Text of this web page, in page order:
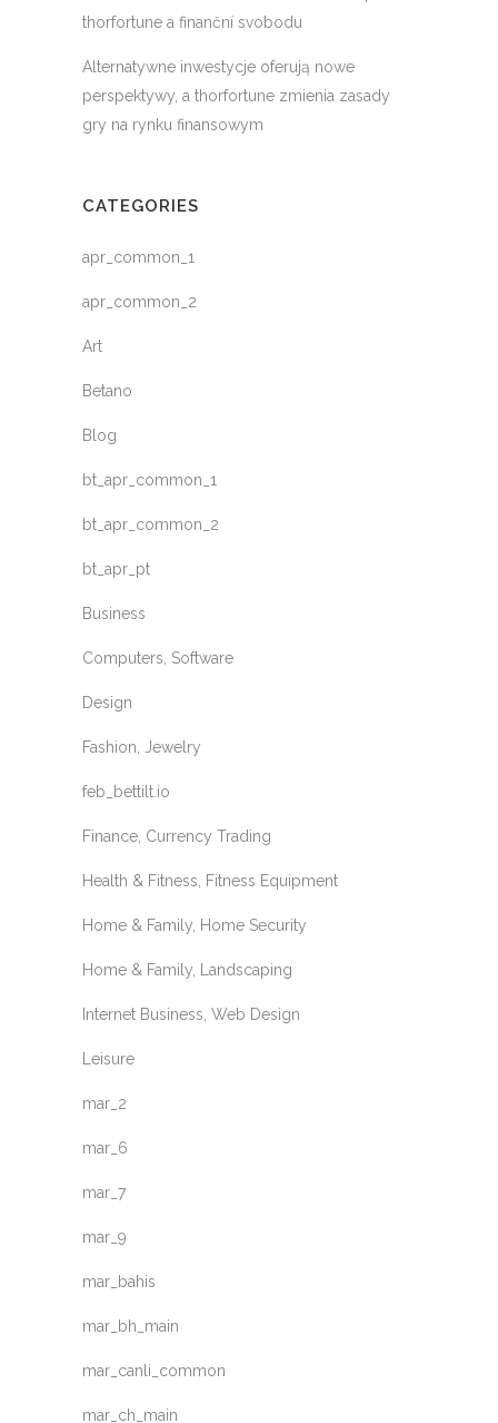
thorfortune a finanční svobodu
Alternatywne inwestycje oferują nowe
perspektywy, a thorfortune zmienia zasady
gry na rynku finansowym
CATEGORIES
apr_common_1
apr_common_2
Art
Betano
Blog
bt_apr_common_1
bt_apr_common_2
bt_apr_pt
Business
Computers, Software
Design
Fashion, Jewelry
feb_bettilt.io
Finance, Currency Trading
Health & Fitness, Fitness Equipment
Home & Family, Home Security
Home & Family, Landscaping
Internet Business, Web Design
Leisure
mar_2
mar_6
mar_7
mar_9
mar_bahis
mar_bh_main
mar_canli_common
mar_ch_main